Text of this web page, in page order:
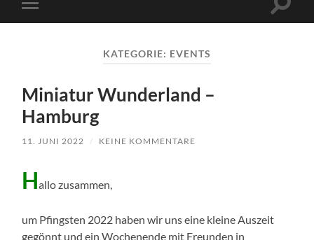
Mobile-
Menü
KATEGORIE: EVENTS
Miniatur Wunderland –
Hamburg
11. JUNI 2022 / KEINE KOMMENTARE
Hallo zusammen,
um Pfingsten 2022 haben wir uns eine kleine Auszeit
gegönnt und ein Wochenende mit Freunden in